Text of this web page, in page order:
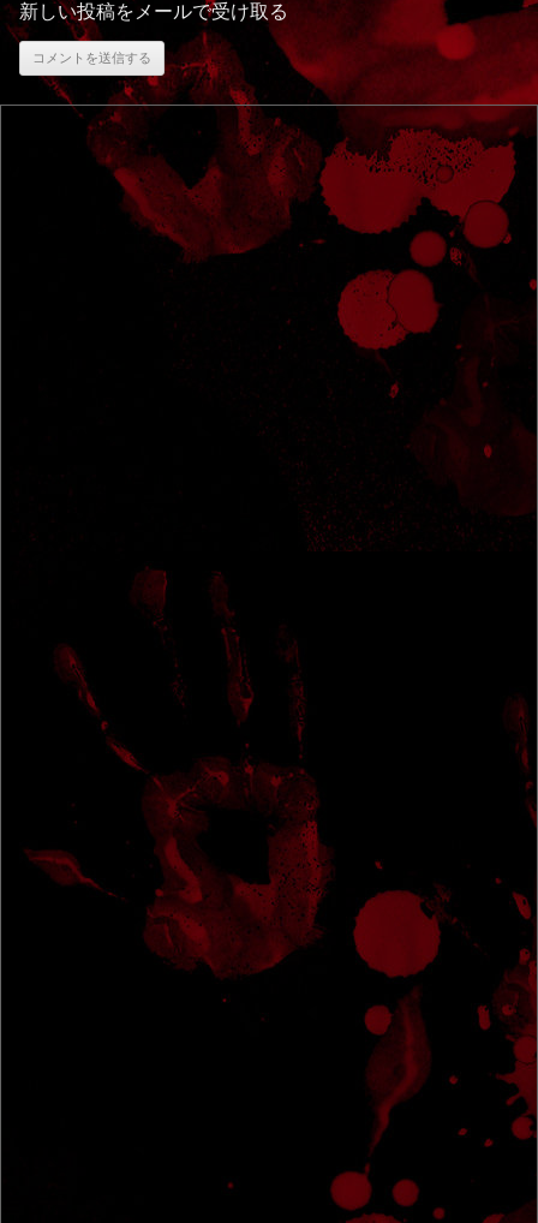
新しい投稿をメールで受け取る